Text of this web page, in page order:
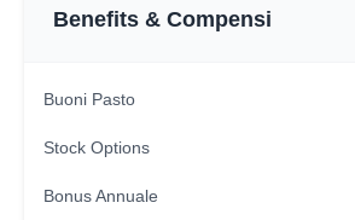
Benefits & Compensi
Buoni Pasto
Stock Options
Bonus Annuale